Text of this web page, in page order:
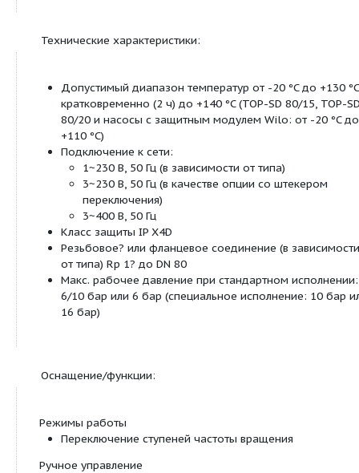
Применение:
системы водяного отопления, промышленные
циркуляционные установки, системы
закрытые контуры охлаждения
Обозначение:
Пример:
резьбовым соединением)
7
Номинальный напор [м] при подаче
Q = 0 м3/ч